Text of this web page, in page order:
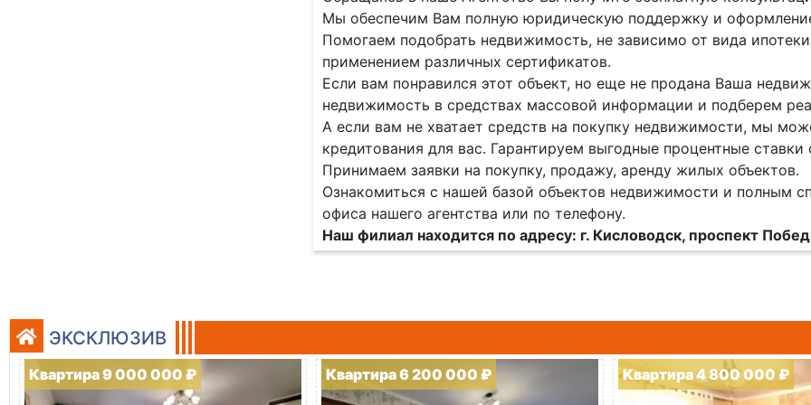
Мы обеспечим Вам полную юридическую поддержку и
Помогаем подобрать недвижимость, не зависимо от вида
применением различных сертификатов.
Если вам понравился этот объект, но еще не продана Ваша
недвижимость в средствах массовой информации и подберем
А если вам не хватает средств на покупку недвижимости, мы
кредитования для вас. Гарантируем выгодные процентные ставки
Принимаем заявки на покупку, продажу, аренду жилых объектов.
Ознакомиться с нашей базой объектов недвижимости и полным
офиса нашего агентства или по телефону.
Наш филиал находится по адресу: г. Кисловодск, проспект
ЭКСКЛЮЗИВ
Квартира 9 000 000 ₽ Квартира 6 200 000 ₽ Квартира 4 800 000 ₽